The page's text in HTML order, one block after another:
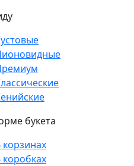
букета
корзинах
коробках